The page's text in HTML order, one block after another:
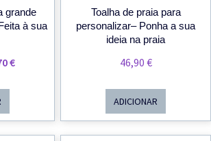
grande
à sua
€.
€O
34,70 €.
Toalha de praia para
personalizar– Ponha a sua
ideia na praia
46,90 €
ADICIONAR